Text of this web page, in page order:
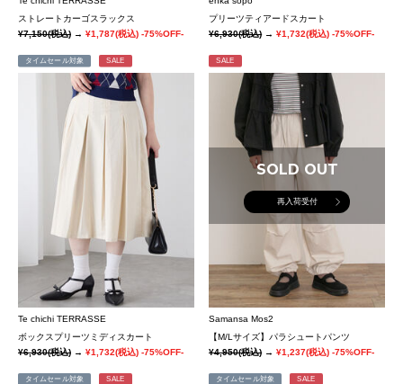
ストレートカーゴスラックス
¥7,150(税込) → ¥1,787(税込) -75%OFF-
プリーツティアードスカート
¥6,930(税込)→¥1,732(税込) -75%OFF-
タイムセール対象 SALE
Te chichi TERRASSE
ボックスプリーツミディスカート
¥6,930(税込) → ¥1,732(税込) -75%OFF-
SALE
SOLD OUT
再入荷受付
Samansa Mos2
【M/Lサイズ】パラシュートパンツ
¥4,950(税込)→¥1,237(税込) -75%OFF-
タイムセール対象 SALE タイムセール対象 SALE